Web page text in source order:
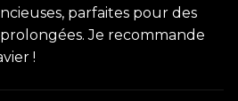
parfaites pour des
Je recommande
!